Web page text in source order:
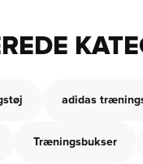
adidas
Træningsbukser